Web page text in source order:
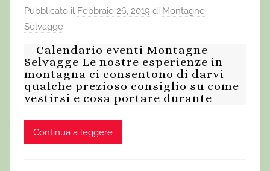
Pubblicato il Febbraio 26, 2019 di Montagne
Selvagge
Calendario eventi Montagne
Selvagge Le nostre esperienze in
montagna ci consentono di darvi
qualche prezioso consiglio su come
vestirsi e cosa portare durante
Continua a leggere